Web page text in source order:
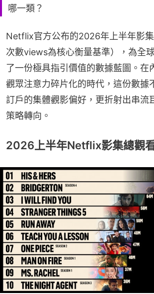
哪一類？
Netflix官方公布的2026年上半年影
次數views為核心衡量基準），為全
了一份極具指引價值的數據藍圖。在
觀眾注意力碎片化的時代，這份數據
訂戶的集體觀影偏好，更折射出串流
策略轉向。
2026上半年Netflix影集總觀